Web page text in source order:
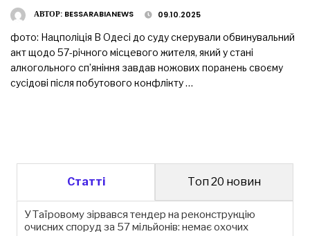
АВТОР: BESSARABIANEWS 09.10.2025
фото: Нацполіція В Одесі до суду скерували обвинувальний
акт щодо 57-річного місцевого жителя, який у стані
алкогольного сп’яніння завдав ножових поранень своєму
сусідові після побутового конфлікту …
Статті Топ 20 новин
У Таїровому зірвався тендер на реконструкцію
очисних споруд за 57 мільйонів: немає охочих